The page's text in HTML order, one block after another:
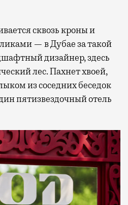
сквозь кроны и
— в Дубае за такой
дизайнер, здесь
лес. Пахнет хвоей,
из соседних беседок
пятизвездочный отель